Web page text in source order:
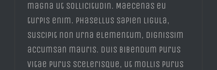
magna ut sollicitudin. Maecenas eu
turpis enim. Phasellus sapien ligula,
suscipit non urna elementum, dignissim
accumsan mauris. Duis bibendum purus
vitae purus scelerisque, ut mollis purus